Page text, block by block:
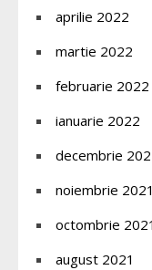
aprilie 2022
martie 2022
februarie 2022
ianuarie 2022
decembrie
noiembrie 2021
octombrie 2021
august 2021